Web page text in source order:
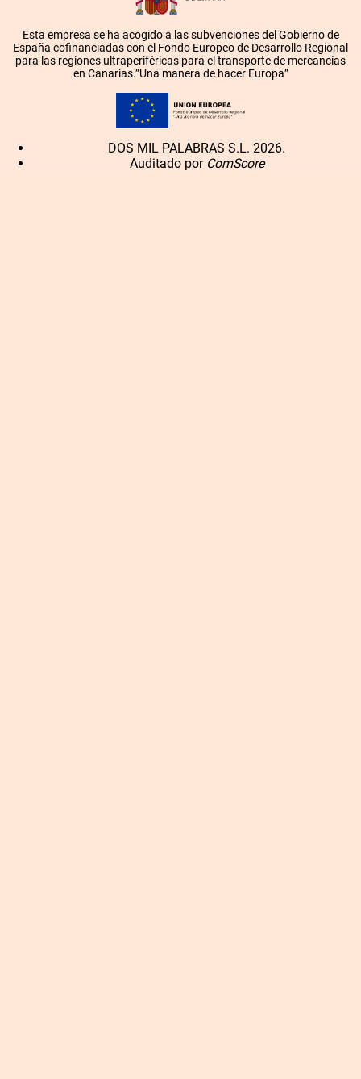
Esta empresa se ha acogido a las subvenciones del Gobierno de
España cofinanciadas con el Fondo Europeo de Desarrollo Regional
para las regiones ultraperiféricas para el transporte de mercancías
en Canarias.”Una manera de hacer Europa”
DOS MIL PALABRAS S.L. 2026.
Auditado por ComScore